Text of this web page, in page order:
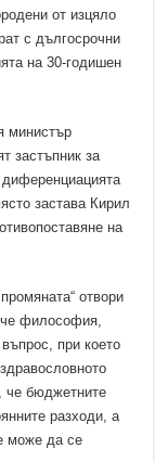
от изцяло
с дългосрочни
на 30-годишен
министър
застъпник за
застава Кирил
на
отвори
философия,
при което
че бюджетните
разходи, а
може да се